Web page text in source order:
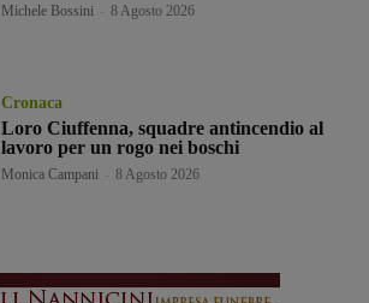
Michele Bossini 8 Agosto 2026
Cronaca
Loro Ciuffenna, squadre antincendio al
lavoro per un rogo nei boschi
Monica Campani 8 Agosto 2026